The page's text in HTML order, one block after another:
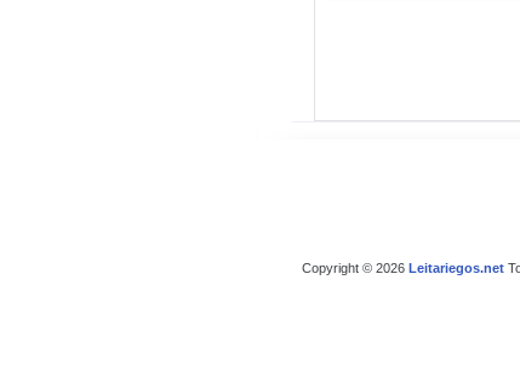
Copyright © 2026 Leitariegos.net